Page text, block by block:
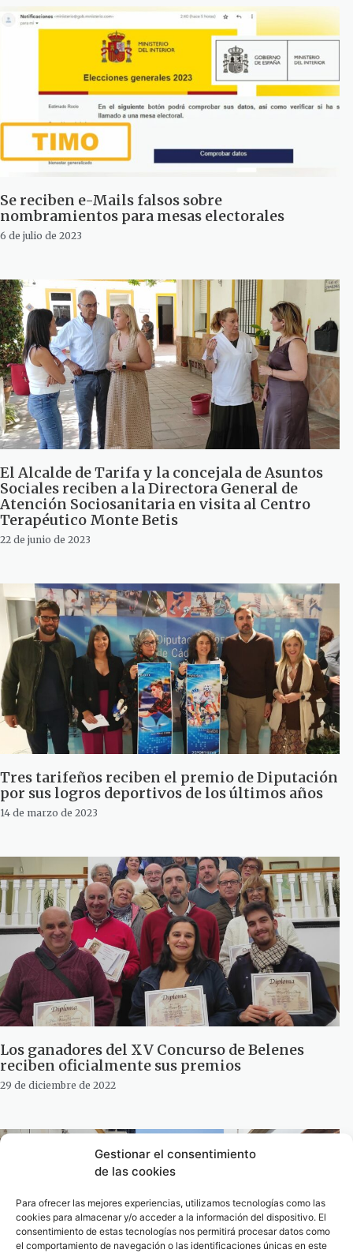
Gestionar el consentimiento
de las cookies
Para ofrecer las mejores experiencias, utilizamos tecnologías como las
cookies para almacenar y/o acceder a la información del dispositivo. El
consentimiento de estas tecnologías nos permitirá procesar datos como
el comportamiento de navegación o las identificaciones únicas en este
Se reciben e-Mails falsos sobre
nombramientos para mesas electorales
6 de julio de 2023
El Alcalde de Tarifa y la concejala de Asuntos
Sociales reciben a la Directora General de
Atención Sociosanitaria en visita al Centro
Terapéutico Monte Betis
22 de junio de 2023
Tres tarifeños reciben el premio de Diputación
por sus logros deportivos de los últimos años
14 de marzo de 2023
Los ganadores del XV Concurso de Belenes
reciben oficialmente sus premios
29 de diciembre de 2022